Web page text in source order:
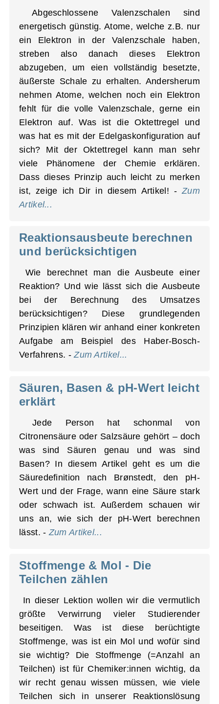
Abgeschlossene Valenzschalen sind
energetisch günstig. Atome, welche z.B. nur
ein Elektron in der Valenzschale haben,
streben also danach dieses Elektron
abzugeben, um eien vollständig besetzte,
äußerste Schale zu erhalten. Andersherum
nehmen Atome, welchen noch ein Elektron
fehlt für die volle Valenzschale, gerne ein
Elektron auf. Was ist die Oktettregel und
was hat es mit der Edelgaskonfiguration auf
sich? Mit der Oktettregel kann man sehr
viele Phänomene der Chemie erklären.
Dass dieses Prinzip auch leicht zu merken
ist, zeige ich Dir in diesem Artikel! -Zum
Artikel...
Reaktionsausbeute berechnen
und berücksichtigen
Wie berechnet man die Ausbeute einer
Reaktion? Und wie lässt sich die Ausbeute
bei der Berechnung des Umsatzes
berücksichtigen? Diese grundlegenden
Prinzipien klären wir anhand einer konkreten
Aufgabe am Beispiel des Haber-Bosch-
Verfahrens. -Zum Artikel...
Säuren, Basen & pH-Wert leicht
erklärt
Jede Person hat schonmal von
Citronensäure oder Salzsäure gehört – doch
was sind Säuren genau und was sind
Basen? In diesem Artikel geht es um die
Säuredefinition nach Brønstedt, den pH-
Wert und der Frage, wann eine Säure stark
oder schwach ist. Außerdem schauen wir
uns an, wie sich der pH-Wert berechnen
lässt. - Zum Artikel...
Stoffmenge & Mol - Die
Teilchen zählen
In dieser Lektion wollen wir die vermutlich
größte Verwirrung vieler Studierender
beseitigen. Was ist diese berüchtigte
Stoffmenge, was ist ein Mol und wofür sind
sie wichtig? Die Stoffmenge (=Anzahl an
Teilchen) ist für Chemiker:innen wichtig, da
wir recht genau wissen müssen, wie viele
Teilchen sich in unserer Reaktionslösung